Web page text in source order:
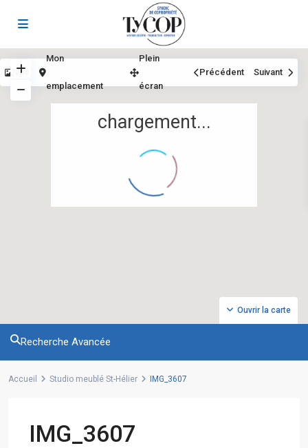
chargement...
Ouvrir la carte
Vue
Mon
emplacement
Plein
écran
Précédent Suivant
Recherche Avancée
Accueil Studio meublé St-Hélier IMG_3607
IMG_3607